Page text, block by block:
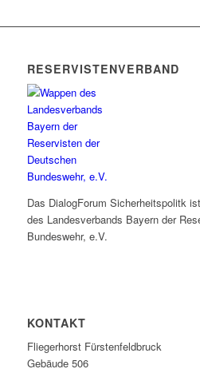
RESERVISTENVERBAND
Das DialogForum Sicherheitspolitk
des Landesverbands Bayern der
Bundeswehr, e.V.
KONTAKT
Fliegerhorst Fürstenfeldbruck
Gebäude 506